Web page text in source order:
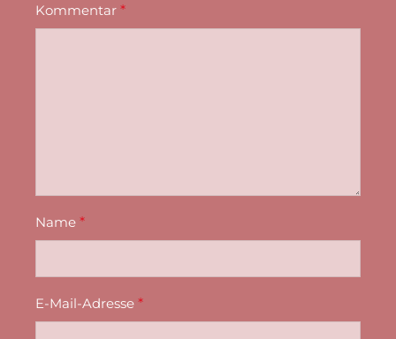
Kommentar *
Name *
E-Mail-Adresse *